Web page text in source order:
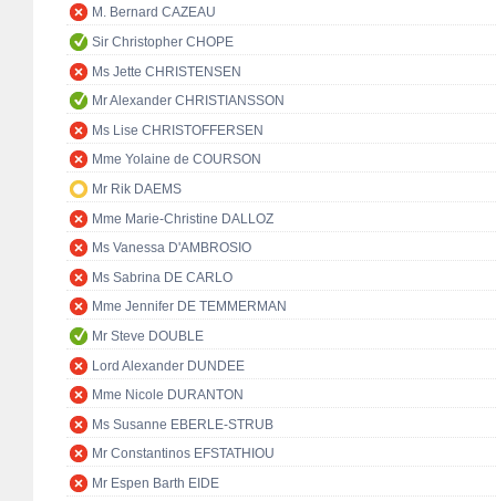
M. Bernard CAZEAU
Sir Christopher CHOPE
Ms Jette CHRISTENSEN
Mr Alexander CHRISTIANSSON
Ms Lise CHRISTOFFERSEN
Mme Yolaine de COURSON
Mr Rik DAEMS
Mme Marie-Christine DALLOZ
Ms Vanessa D'AMBROSIO
Ms Sabrina DE CARLO
Mme Jennifer DE TEMMERMAN
Mr Steve DOUBLE
Lord Alexander DUNDEE
Mme Nicole DURANTON
Ms Susanne EBERLE-STRUB
Mr Constantinos EFSTATHIOU
Mr Espen Barth EIDE